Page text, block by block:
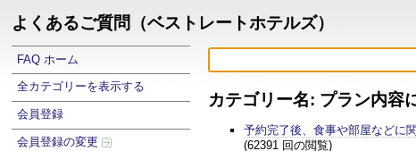
よくあるご質問（ベストレートホテルズ）
FAQ ホーム
全カテゴリーを表示する
会員登録
会員登録の変更
カテゴリー名: プラン内容
予約完了後、食事や部屋などに
(62391 回の閲覧)